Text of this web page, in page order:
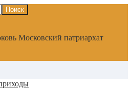
Московский патриархат